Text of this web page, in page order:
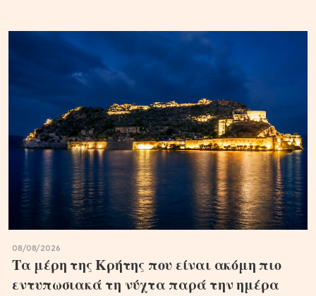
08/08/2026
Τα μέρη της Κρήτης που είναι ακόμη πιο
εντυπωσιακά τη νύχτα παρά την ημέρα